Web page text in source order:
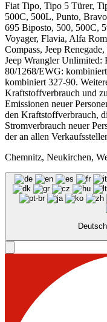
Fiat Tipo, Tipo 5 Türer,
500C, 500L, Punto,
695 Biposto, 500, 500C,
Voyager, Flavia, Alfa
Compass, Jeep
Jeep Wrangler
80/1268/EWG:
kombiniert 327-90.
Kraftstoffverbrauch und
Emissionen neuer
den Kraftstoffverbrauch,
Stromverbrauch neuer
der an allen
Chemnitz, Neukirchen,
Deutsch